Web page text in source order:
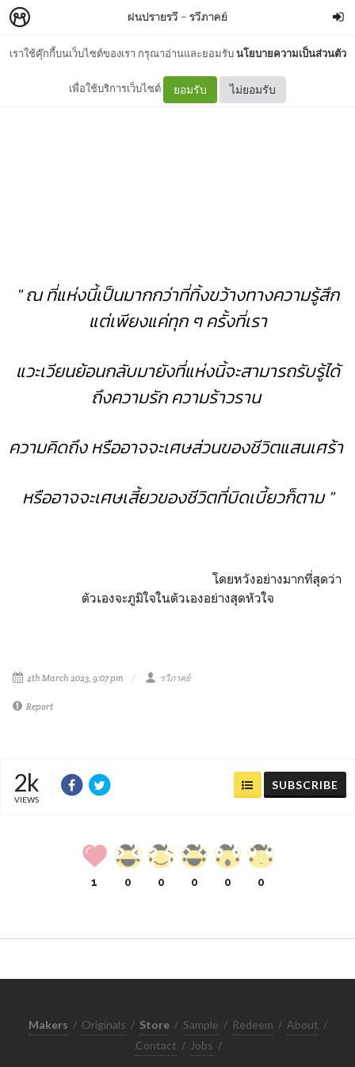
เราใช้คุ๊กกี้บนเว็บไซต์ของเรา กรุณาอ่านและยอมรับนโยบายความเป็นส่วนตัว
เพื่อใช้บริการเว็บไซต์ ยอมรับ ไม่ยอมรับ
ฝนปรายรวี – รวีภาคย์
ชโลมเรา
" ณ ที่แห่งนี้เป็นมากกว่าที่ทิ้งขว้างทางความรู้สึก
แต่เพียงแค่ทุก ๆ ครั้งที่เรา
แวะเวียนย้อนกลับมายังที่แห่งนิ้จะสามารถรับรู้ได้
ถึงความรัก ความร้าวราน
ความคิดถึงหรืออาจจะเศษส่วนของชีวิตแสนเศร้า
หรืออาจจะเศษเสี้ยวของชีวิตที่บิดเบี้ยวก็ตาม "
โดยหวังอย่างมากที่สุดว่า
ตัวเองจะภูมิใจในตัวเองอย่างสุดหัวใจ
4th March 2023, 9:07 pm รวีภาคย์
Report
2k
VIEWS
SUBSCRIBE
1 0 0 0 0 0
Makers / Originals / Store / Sample / Redeem / About /
Contact / Jobs /